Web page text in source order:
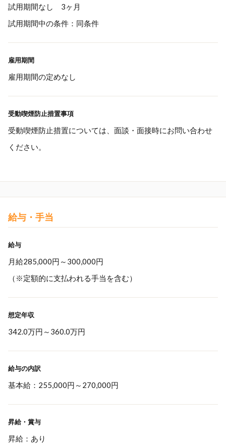
試用期間なし 3ヶ月
試用期間中の条件：同条件
雇用期間
雇用期間の定めなし
受動喫煙防止措置事項
受動喫煙防止措置については、面談・面接時にお問い合わせ
ください。
給与・手当
給与
月給285,000円～300,000円
（※定額的に支払われる手当を含む）
想定年収
342.0万円 ～ 360.0万円
給与の内訳
基本給：255,000円～270,000円
昇給・賞与
昇給：あり